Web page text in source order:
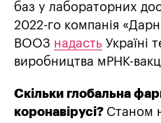
баз у лабораторних
2022-го компанія
ВООЗ надасть Україні
виробництва мРНК-
Скільки глобальна
коронавірусі? Станом